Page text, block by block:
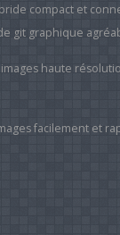
compact et
git graphique
haute
facilement et